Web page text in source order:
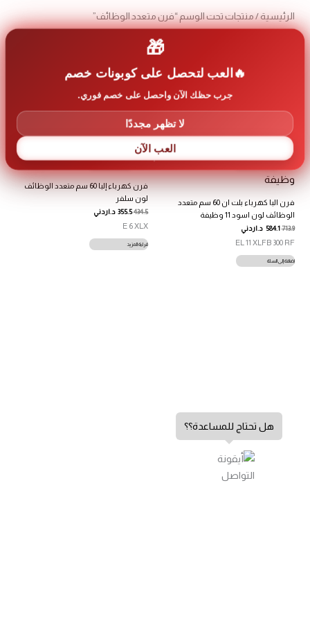
الرئيسية/ منتجات تحت الوسم “فرن متعدد الوظائف”
عرض ⁦2⁩ من كل النتائج
تخفيضات!
فرن البا كهرباء بلت ان 60 سم متعدد
الوظائف لون اسود 11 وظيفة
713.9
584.1 د.اردني
EL 11 XLFB 300 RF
إضافة إلى السلة
تخفيضات!
فرن كهرباء إلبا 60 سم متعدد الوظائف
لون سلفر
434.5
355.5 د.اردني
E 6 XLX
قراءة المزيد
هل تحتاج للمساعدة؟؟
🎁
العب لتحصل على كوبونات خصم
جرب حظك الآن واحصل على خصم فوري.
لا تظهر مجددًا
العب الآن